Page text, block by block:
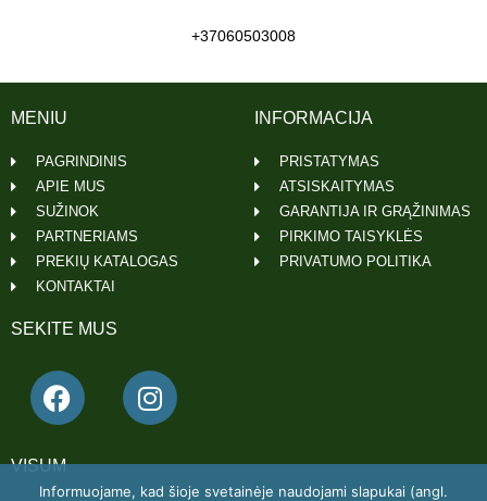
+37060503008
VISUM
SEKITE MUS
INFORMACIJA
PRISTATYMAS
ATSISKAITYMAS
GARANTIJA IR GRĄŽINIMAS
PIRKIMO TAISYKLĖS
PRIVATUMO POLITIKA
MENIU
PAGRINDINIS
APIE MUS
SUŽINOK
PARTNERIAMS
PREKIŲ KATALOGAS
KONTAKTAI
Informuojame, kad šioje svetainėje naudojami slapukai (angl.